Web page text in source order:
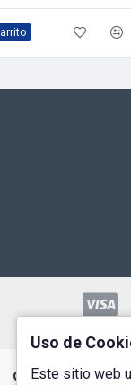
Cuenta de
Uso de
Este sitio web